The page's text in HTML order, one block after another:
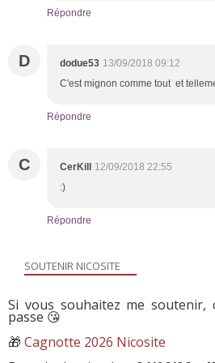
Répondre
D dodue53 13/09/2018 09:12
C'est mignon comme tout et
Répondre
C CerKill 12/09/2018 22:55
:)
Répondre
SOUTENIR NICOSITE
Si vous souhaitez me soutenir,
passe 😘
🎁 Cagnotte 2026 Nicosite